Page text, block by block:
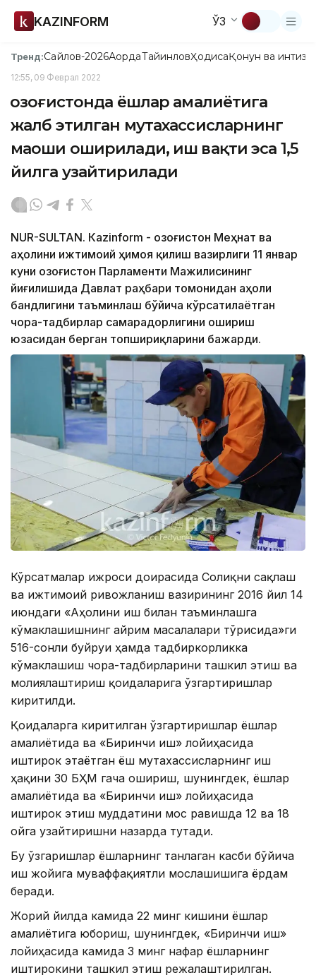
KAZINFORM ЎЗ
Тренд:Сайлов-2026АқордаТайинловҲодисаҚонун ва
12:55, 09 Феврал 2022
Қозоғистонда ёшлар амалиётига
жалб этилган мутахассисларнинг
маоши оширилади, иш вақти эса 1,5
йилга узайтирилади
NUR-SULTAN. Кazinform - Қозоғистон Меҳнат ва
аҳолини ижтимоий ҳимоя қилиш вазирлиги 11 январ
куни Қозоғистон Парламенти Мажилисининг
йиғилишида Давлат раҳбари томонидан аҳоли
бандлигини таъминлаш бўйича кўрсатилаётган
чора-тадбирлар самарадорлигини ошириш
юзасидан берган топшириқларини бажарди.
Кўрсатмалар ижроси доирасида Соғлиқни сақлаш
ва ижтимоий ривожланиш вазирининг 2016 йил 14
июндаги «Аҳолини иш билан таъминлашга
кўмаклашишнинг айрим масалалари тўғрисида»ги
516-сонли буйруғи ҳамда тадбиркорликка
кўмаклашиш чора-тадбирларини ташкил этиш ва
молиялаштириш қоидаларига ўзгартиришлар
киритилди.
Қоидаларга киритилган ўзгартиришлар ёшлар
амалиётида ва «Биринчи иш» лойиҳасида
иштирок этаётган ёш мутахассисларнинг иш
ҳақини 30 БҲМ гача ошириш, шунингдек, ёшлар
амалиётида ва «Биринчи иш» лойиҳасида
иштирок этиш муддатини мос равишда 12 ва 18
ойга узайтиришни назарда тутади.
Бу ўзгаришлар ёшларнинг танлаган касби бўйича
иш жойига муваффақиятли мослашишига ёрдам
беради.
Жорий йилда камида 22 минг кишини ёшлар
амалиётига юбориш, шунингдек, «Биринчи иш»
лойиҳасида камида 3 минг нафар ёшларнинг
иштирокини ташкил этиш режалаштирилган.